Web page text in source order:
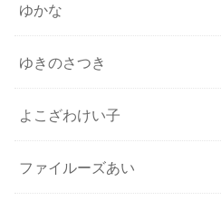
ゆかな
ゆきのさつき
よこざわけい子
ファイルーズあい